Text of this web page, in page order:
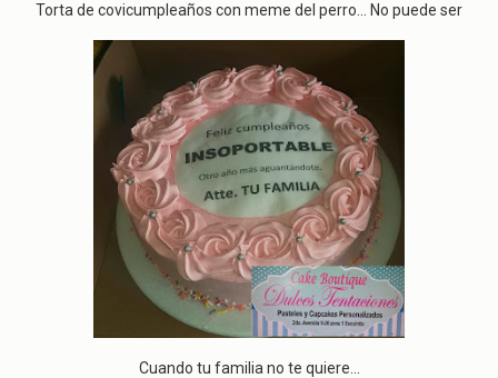
Torta de covicumpleaños con meme del perro... No puede ser
Cuando tu familia no te quiere...